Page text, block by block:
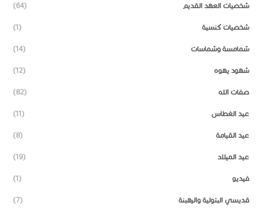
شخصيات العهد القديم (64)
شخصيات كنسية (1)
شمامسة وشماسات (14)
شهود يهوه (12)
صفات الله (82)
عيد الغطاس (11)
عيد القيامة (8)
عيد الميلاد (19)
فيديو (1)
قديسي البتولية والرهبنة (7)